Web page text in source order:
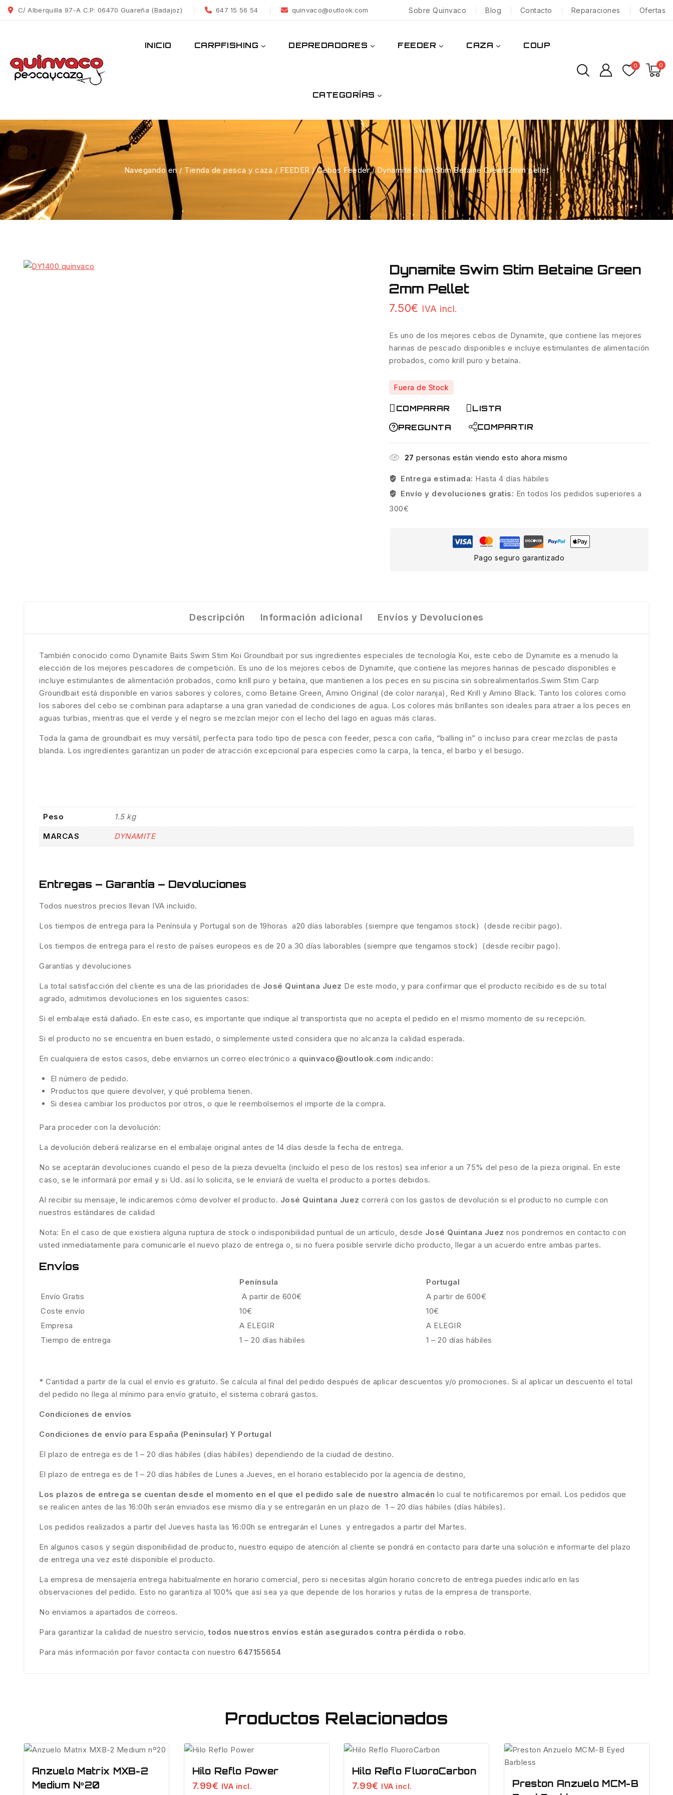
C/ Alberquilla 97-A C.P: 06470 Guareña (Badajoz) 647 15 56 54 quinvaco@outlook.com Sobre Quinvaco Blog Contacto Reparaciones Ofertas
INICIO CARPFISHING DEPREDADORES FEEDER CAZA COUP
CATEGORÍAS
0 0
Navegando en / Tienda de pesca y caza / FEEDER / Cebos Feeder / Dynamite Swim Stim Betaine Green 2mm pellet
Dynamite Swim Stim Betaine Green
2mm Pellet
7.50€ IVA incl.
Es uno de los mejores cebos de Dynamite, que contiene las mejores
harinas de pescado disponibles e incluye estimulantes de alimentación
probados, como krill puro y betaína.
Fuera de Stock
COMPARAR
LISTA
PREGUNTA
COMPARTIR
27 personas están viendo esto ahora mismo
Entrega estimada: Hasta 4 días hábiles
Envío y devoluciones gratis: En todos los pedidos superiores a
300€
Pago seguro garantizado
Descripción Información adicional Envíos y Devoluciones
También conocido como Dynamite Baits Swim Stim Koi Groundbait por sus ingredientes especiales de tecnología Koi, este cebo de Dynamite es a menudo la
elección de los mejores pescadores de competición. Es uno de los mejores cebos de Dynamite, que contiene las mejores harinas de pescado disponibles e
incluye estimulantes de alimentación probados, como krill puro y betaína, que mantienen a los peces en su piscina sin sobrealimentarlos.Swim Stim Carp
Groundbait está disponible en varios sabores y colores, como Betaine Green, Amino Original (de color naranja), Red Krill y Amino Black. Tanto los colores como
los sabores del cebo se combinan para adaptarse a una gran variedad de condiciones de agua. Los colores más brillantes son ideales para atraer a los peces en
aguas turbias, mientras que el verde y el negro se mezclan mejor con el lecho del lago en aguas más claras.
Toda la gama de groundbait es muy versátil, perfecta para todo tipo de pesca con feeder, pesca con caña, “balling in” o incluso para crear mezclas de pasta
blanda. Los ingredientes garantizan un poder de atracción excepcional para especies como la carpa, la tenca, el barbo y el besugo.
Peso 1.5 kg
MARCAS DYNAMITE
Entregas – Garantía – Devoluciones
Todos nuestros precios llevan IVA incluido.
Los tiempos de entrega para la Península y Portugal son de 19horas a20 días laborables (siempre que tengamos stock) (desde recibir pago).
Los tiempos de entrega para el resto de países europeos es de 20 a 30 días laborables (siempre que tengamos stock) (desde recibir pago).
Garantías y devoluciones
La total satisfacción del cliente es una de las prioridades de José Quintana Juez De este modo, y para confirmar que el producto recibido es de su total
agrado, admitimos devoluciones en los siguientes casos:
Si el embalaje está dañado. En este caso, es importante que indique al transportista que no acepta el pedido en el mismo momento de su recepción.
Si el producto no se encuentra en buen estado, o simplemente usted considera que no alcanza la calidad esperada.
En cualquiera de estos casos, debe enviarnos un correo electrónico a quinvaco@outlook.com indicando:
El número de pedido.
Productos que quiere devolver, y qué problema tienen.
Si desea cambiar los productos por otros, o que le reembolsemos el importe de la compra.
Para proceder con la devolución:
La devolución deberá realizarse en el embalaje original antes de 14 días desde la fecha de entrega.
No se aceptarán devoluciones cuando el peso de la pieza devuelta (incluido el peso de los restos) sea inferior a un 75% del peso de la pieza original. En este
caso, se le informará por email y si Ud. así lo solicita, se le enviará de vuelta el producto a portes debidos.
Al recibir su mensaje, le indicaremos cómo devolver el producto. José Quintana Juez correrá con los gastos de devolución si el producto no cumple con
nuestros estándares de calidad
Nota: En el caso de que existiera alguna ruptura de stock o indisponibilidad puntual de un artículo, desde José Quintana Juez nos pondremos en contacto con
usted inmediatamente para comunicarle el nuevo plazo de entrega o, si no fuera posible servirle dicho producto, llegar a un acuerdo entre ambas partes.
Envíos
Península
Portugal
Envío Gratis
A partir de 600€
A partir de 600€
Coste envío
10€
10€
Empresa
A ELEGIR
A ELEGIR
Tiempo de entrega
1 – 20 días hábiles 1 – 20 días hábiles
* Cantidad a partir de la cual el envío es gratuito. Se calcula al final del pedido después de aplicar descuentos y/o promociones. Si al aplicar un descuento el total
del pedido no llega al mínimo para envío gratuito, el sistema cobrará gastos.
Condiciones de envíos
Condiciones de envío para España (Peninsular) Y Portugal
El plazo de entrega es de 1 – 20 días hábiles (días hábiles) dependiendo de la ciudad de destino.
El plazo de entrega es de 1 – 20 días hábiles de Lunes a Jueves, en el horario establecido por la agencia de destino,
Los plazos de entrega se cuentan desde el momento en el que el pedido sale de nuestro almacén lo cual te notificaremos por email. Los pedidos que
se realicen antes de las 16:00h serán enviados ese mismo día y se entregarán en un plazo de 1 – 20 días hábiles (días hábiles).
Los pedidos realizados a partir del Jueves hasta las 16:00h se entregarán el Lunes y entregados a partir del Martes.
En algunos casos y según disponibilidad de producto, nuestro equipo de atención al cliente se pondrá en contacto para darte una solución e informarte del plazo
de entrega una vez esté disponible el producto.
La empresa de mensajería entrega habitualmente en horario comercial, pero si necesitas algún horario concreto de entrega puedes indicarlo en las
observaciones del pedido. Esto no garantiza al 100% que así sea ya que depende de los horarios y rutas de la empresa de transporte.
No enviamos a apartados de correos.
Para garantizar la calidad de nuestro servicio,todos nuestros envíos están asegurados contra pérdida o robo.
Para más información por favor contacta con nuestro 647155654
Productos Relacionados
Anzuelo Matrix MXB-2
Medium Nº20
Hilo Reflo Power
7.99€ IVA incl.
Hilo Reflo FluoroCarbon
7.99€ IVA incl.
Preston Anzuelo MCM-B